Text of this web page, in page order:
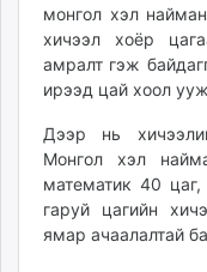
монгол хэл
хичээл хоёр
амралт гэж
ирээд цай хоол
Дээр нь
Монгол хэл
математик 40 цаг,
гаруй цагийн
ямар ачаалалтай